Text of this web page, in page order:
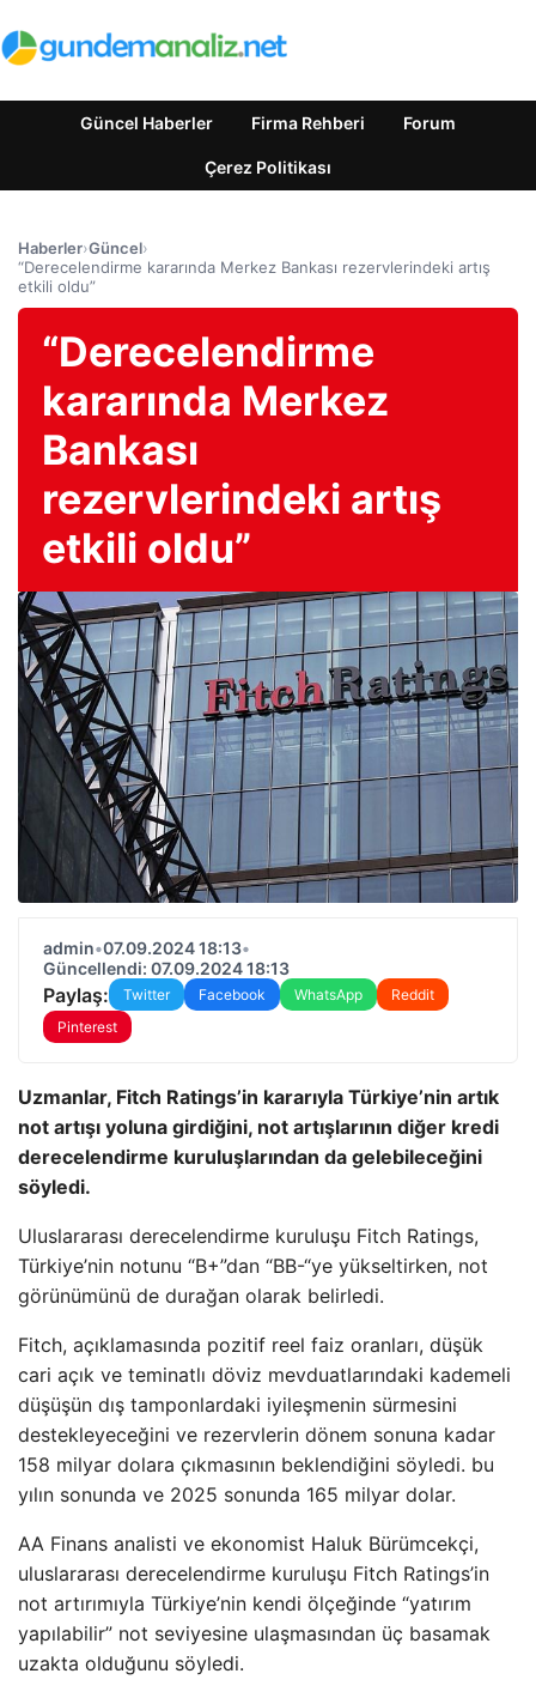
Güncel Haberler Firma Rehberi Forum
Çerez Politikası
Haberler›Güncel›
“Derecelendirme kararında Merkez Bankası rezervlerindeki artış
etkili oldu”
“Derecelendirme
kararında Merkez
Bankası
rezervlerindeki artış
etkili oldu”
admin•07.09.2024 18:13•
Güncellendi: 07.09.2024 18:13
Paylaş: Twitter Facebook WhatsApp
Reddit
Pinterest
Uzmanlar, Fitch Ratings’in kararıyla Türkiye’nin artık
not artışı yoluna girdiğini, not artışlarının diğer kredi
derecelendirme kuruluşlarından da gelebileceğini
söyledi.
Uluslararası derecelendirme kuruluşu Fitch Ratings,
Türkiye’nin notunu “B+”dan “BB-“ye yükseltirken, not
görünümünü de durağan olarak belirledi.
Fitch, açıklamasında pozitif reel faiz oranları, düşük
cari açık ve teminatlı döviz mevduatlarındaki kademeli
düşüşün dış tamponlardaki iyileşmenin sürmesini
destekleyeceğini ve rezervlerin dönem sonuna kadar
158 milyar dolara çıkmasının beklendiğini söyledi. bu
yılın sonunda ve 2025 sonunda 165 milyar dolar.
AA Finans analisti ve ekonomist Haluk Bürümcekçi,
uluslararası derecelendirme kuruluşu Fitch Ratings’in
not artırımıyla Türkiye’nin kendi ölçeğinde “yatırım
yapılabilir” not seviyesine ulaşmasından üç basamak
uzakta olduğunu söyledi.